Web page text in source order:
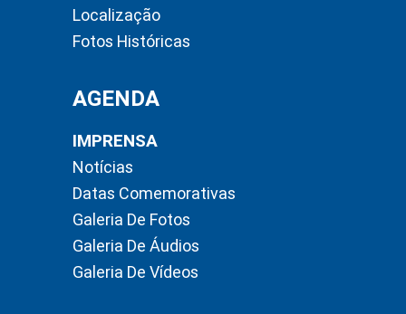
Localização
Fotos Históricas
AGENDA
IMPRENSA
Notícias
Datas Comemorativas
Galeria De Fotos
Galeria De Áudios
Galeria De Vídeos